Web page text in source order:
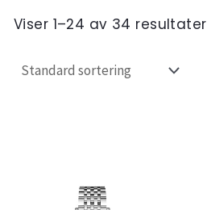
Viser 1–24 av 34 resultater